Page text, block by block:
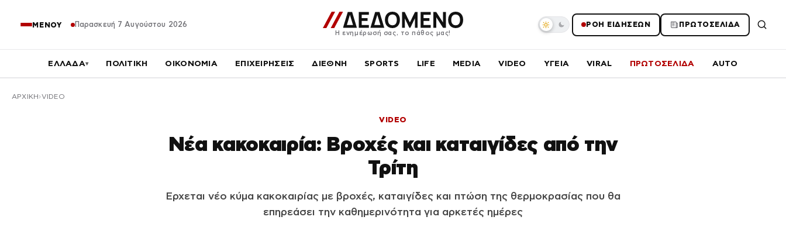
ΜΕΝΟΥ Παρασκευή 7 Αυγούστου 2026
Η ενημέρωσή σας, το πάθος μας!
ΡΟΗ ΕΙΔΗΣΕΩΝ ΠΡΩΤΟΣΕΛΙΔΑ
ΕΛΛΑΔΑ▾ ΠΟΛΙΤΙΚΗ ΟΙΚΟΝΟΜΙΑ ΕΠΙΧΕΙΡΗΣΕΙΣ ΔΙΕΘΝΗ SPORTS LIFE MEDIA VIDEO ΥΓΕΙΑ VIRAL ΠΡΩΤΟΣΕΛΙΔΑ AUTO
ΑΡΧΙΚΉ VIDEO
VIDEO
Νέα κακοκαιρία: Βροχές και καταιγίδες από την
Τρίτη
Ερχεται νέο κύμα κακοκαιρίας με βροχές, καταιγίδες και πτώση της θερμοκρασίας που θα
επηρεάσει την καθημερινότητα για αρκετές ημέρες